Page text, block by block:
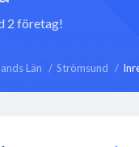
2 företag!
Län Strömsund